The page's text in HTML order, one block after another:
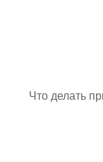
Что делать